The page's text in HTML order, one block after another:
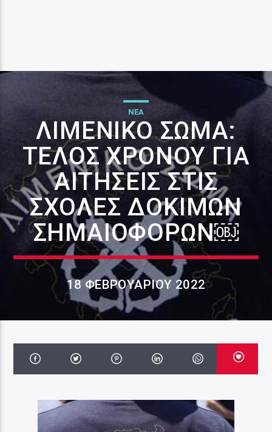
ΝΕΑ
ΛΙΜΕΝΙΚΌ ΣΏΜΑ:
ΤΈΛΟΣ ΧΡΌΝΟΥ ΓΙΑ
ΑΙΤΉΣΕΙΣ ΣΤΙΣ
ΣΧΟΛΈΣ ΔΟΚΊΜΩΝ
ΣΗΜΑΙΟΦΌΡΩΝ￼
18 ΦΕΒΡΟΥΑΡΊΟΥ 2022